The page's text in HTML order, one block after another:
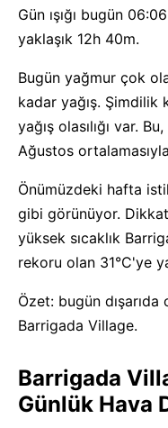
Gün ışığı bugün
yaklaşık 12h 40m.
Bugün yağmur çok
kadar yağış. Şimdilik
yağış olasılığı var.
Ağustos
Önümüzdeki hafta
gibi görünüyor.
yüksek sıcaklık
rekoru olan 31°C'ye
Özet: bugün
Barrigada Village.
Barrigada
Günlük Hava